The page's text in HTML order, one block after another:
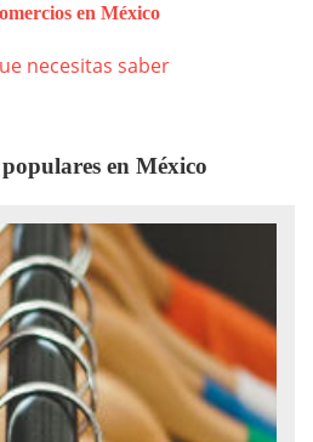
en México
necesitas saber
en México